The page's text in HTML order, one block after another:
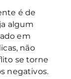
é de
algum
em
não
se torne
negativos.